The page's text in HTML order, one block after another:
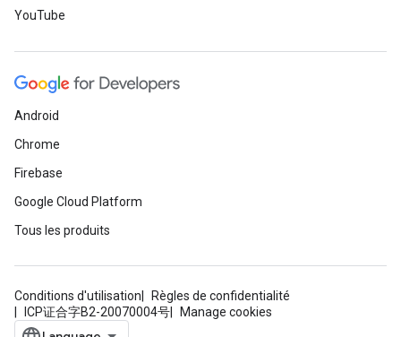
YouTube
Android
Chrome
Firebase
Google Cloud Platform
Tous les produits
Conditions d'utilisation
Règles de confidentialité
ICP证合字B2-20070004号
Manage cookies